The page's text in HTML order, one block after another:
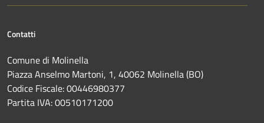
Contatti
Comune di Molinella
Piazza Anselmo Martoni, 1, 40062 Molinella (BO)
Codice Fiscale: 00446980377
Partita IVA: 00510171200